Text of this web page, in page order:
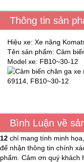
Thông tin sản
Hiệu xe: Xe nâng
Tên sản phẩm: Cảm
Model xe: FB10~30-12
Bình Luận về
12 chỉ mang tính minh
để nhận thông tin chính
phẩm. Cảm ơn quý khách